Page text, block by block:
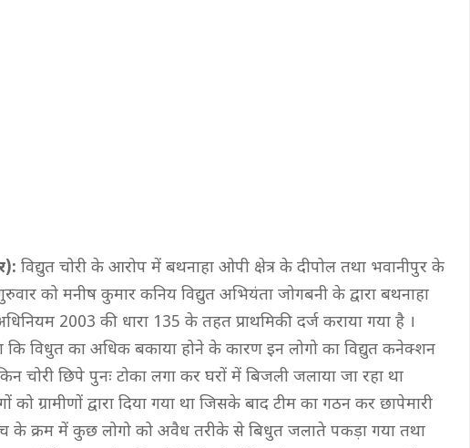
विद्युत चोरी के आरोप में बथनाहा ओपी क्षेत्र के दीपोल तथा भवानीपुर के
को मनीष कुमार कनिय विद्युत अभियंता जोगबनी के द्वारा बथनाहा
2003 की धारा 135 के तहत प्राथमिकी दर्ज कराया गया है ।
कि विधुत का अधिक बकाया होने के कारण इन लोगो का विद्युत कनेक्शन
चोरी छिपे पुनः टोका लगा कर घरों में बिजली जलाया जा रहा था
ग्रामीणों द्वारा दिया गया था जिसके बाद टीम का गठन कर छापेमारी
के क्रम में कुछ लोगो को अवैध तरीके से बिधुत जलाते पकड़ा गया तथा